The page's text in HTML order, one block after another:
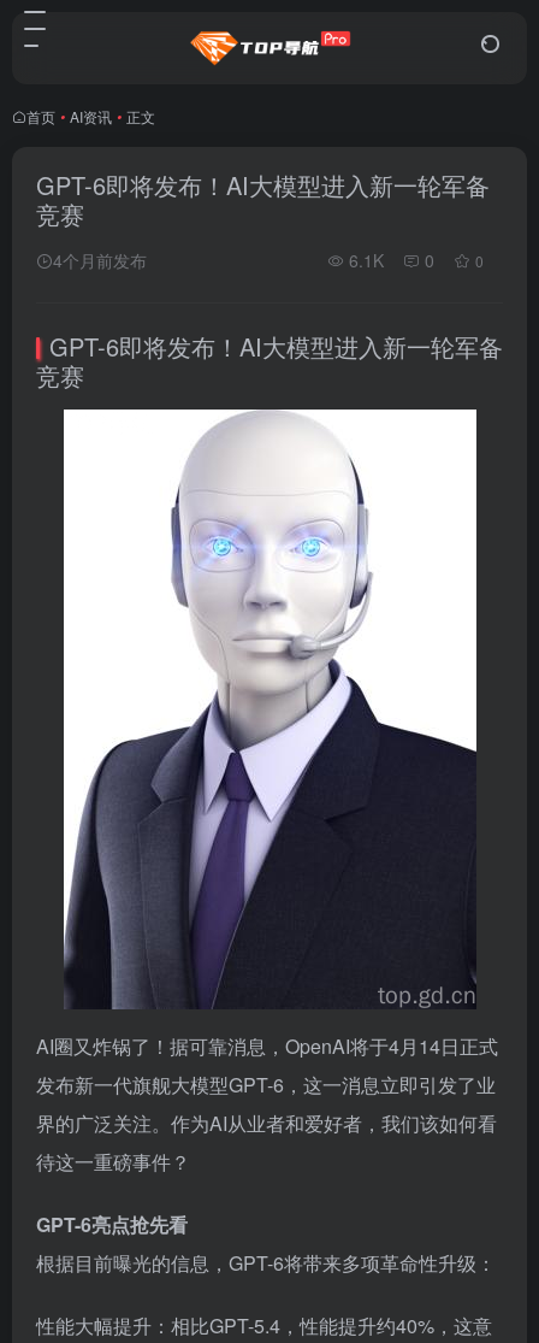
首页 • AI资讯 • 正文
GPT-6即将发布！AI大模型进入新一轮军备
竞赛
4个月前发布 6.1K 0 0
GPT-6即将发布！AI大模型进入新一轮军备
竞赛
AI圈又炸锅了！据可靠消息，OpenAI将于4月14日正式
发布新一代旗舰大模型GPT-6，这一消息立即引发了业
界的广泛关注。作为AI从业者和爱好者，我们该如何看
待这一重磅事件？
GPT-6亮点抢先看
根据目前曝光的信息，GPT-6将带来多项革命性升级：
性能大幅提升：相比GPT-5.4，性能提升约40%，这意